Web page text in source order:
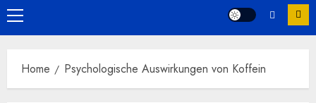
Primary
Menu
Home Psychologische Auswirkungen von Koffein